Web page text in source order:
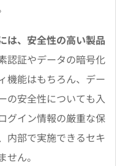
は、安全性の高い製品
認証やデータの暗号化
機能はもちろん、デー
の安全性についても入
グイン情報の厳重な保
内部で実施できるセキ
ん。